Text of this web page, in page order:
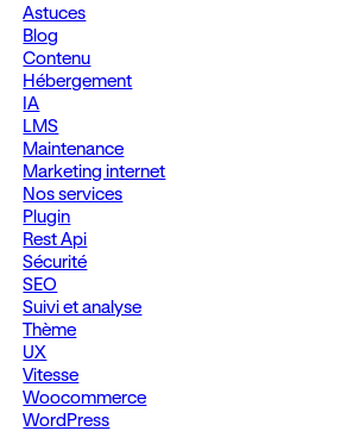
Astuces
Blog
Contenu
Hébergement
IA
LMS
Maintenance
Marketing internet
Nos services
Plugin
Rest Api
Sécurité
SEO
Suivi et analyse
Thème
UX
Vitesse
Woocommerce
WordPress